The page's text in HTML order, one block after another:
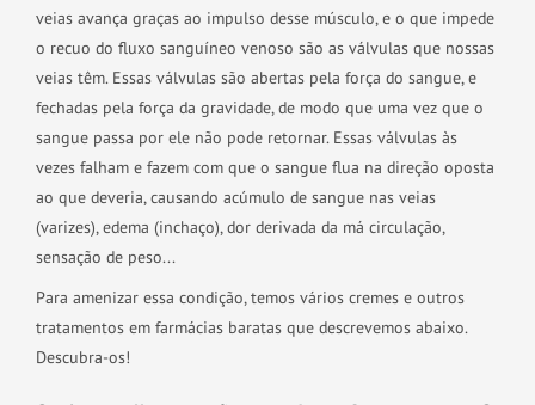
veias avança graças ao impulso desse músculo, e o que impede
o recuo do fluxo sanguíneo venoso são as válvulas que nossas
veias têm. Essas válvulas são abertas pela força do sangue, e
fechadas pela força da gravidade, de modo que uma vez que o
sangue passa por ele não pode retornar. Essas válvulas às
vezes falham e fazem com que o sangue flua na direção oposta
ao que deveria, causando acúmulo de sangue nas veias
(varizes), edema (inchaço), dor derivada da má circulação,
sensação de peso...
Para amenizar essa condição, temos vários cremes e outros
tratamentos em farmácias baratas que descrevemos abaixo.
Descubra-os!